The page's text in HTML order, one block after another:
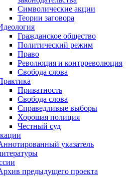
Символические акции
Теории заговора
Гражданское общество
Политический режим
Право
Революция и контрреволюция
Свобода слова
Приватность
Свобода слова
Справедливые выборы
Хорошая полиция
Честный суд
указатель
предыдущего проекта